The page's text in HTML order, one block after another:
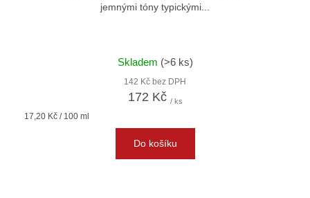
jemnými tóny typickými...
Skladem (>6 ks)
142 Kč bez DPH
172 Kč / ks
Měrná
17,20 Kč / 100 ml
Do košíku